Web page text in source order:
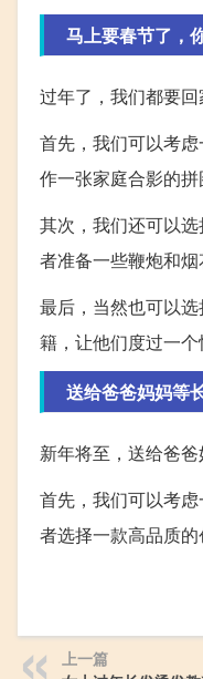
马上要春节了，
过年了，我们都要
首先，我们可以考
作一张家庭合影的
其次，我们还可以
者准备一些鞭炮和烟
最后，当然也可以
籍，让他们度过一个
送给爸爸妈妈等
新年将至，送给爸
首先，我们可以考
者选择一款高品质
上一篇